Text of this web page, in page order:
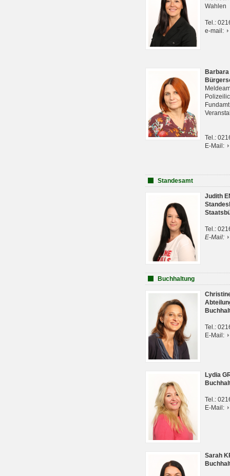
Wahlen
Tel.:
e-mail:
Tel.:
E-Mail:
Standesamt
Judith
Tel.:
E-Mail:
Buchhaltung
Tel.:
E-Mail:
Lydia
Tel.:
E-Mail:
Sarah